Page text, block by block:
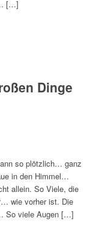
[…]
Dinge
so plötzlich… ganz
in den Himmel…
allein. So Viele, die
wie vorher ist. Die
So viele Augen […]